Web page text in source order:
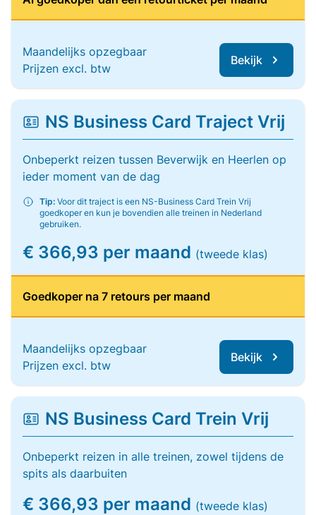
Maandelijks opzegbaar
Prijzen excl. btw
Bekijk
NS Business Card Traject Vrij
Onbeperkt reizen tussen Beverwijk en Heerlen op
ieder moment van de dag
Tip: Voor dit traject is een NS-Business Card Trein Vrij
goedkoper en kun je bovendien alle treinen in Nederland
gebruiken.
€ 366,93 per maand (tweede klas)
Goedkoper na 7 retours per maand
Maandelijks opzegbaar
Prijzen excl. btw
Bekijk
NS Business Card Trein Vrij
Onbeperkt reizen in alle treinen, zowel tijdens de
spits als daarbuiten
€ 366,93 per maand (tweede klas)